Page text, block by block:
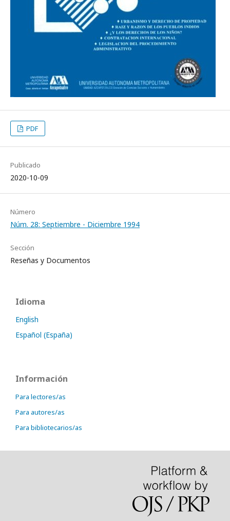
PDF
Publicado
2020-10-09
Número
Núm. 28: Septiembre - Diciembre 1994
Sección
Reseñas y Documentos
Idioma
English
Español (España)
Información
Para lectores/as
Para autores/as
Para bibliotecarios/as